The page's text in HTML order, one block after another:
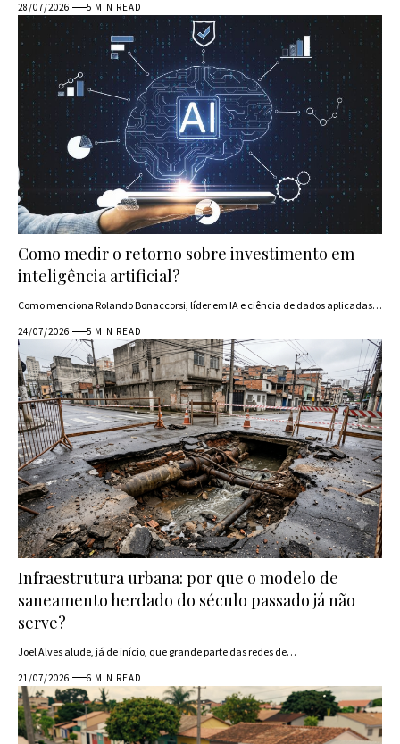
28/07/2026 5 MIN READ
Como medir o retorno sobre investimento em
inteligência artificial?
Como menciona Rolando Bonaccorsi, líder em IA e ciência de dados aplicadas…
24/07/2026 5 MIN READ
Infraestrutura urbana: por que o modelo de
saneamento herdado do século passado já não
serve?
Joel Alves alude, já de início, que grande parte das redes de…
21/07/2026 6 MIN READ